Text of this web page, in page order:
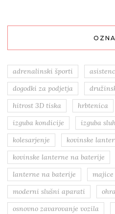
adrenalinski športi
dogodki za podjetja
hitrost 3D tiska
hrbtenica
izguba kondicije
izguba
kolesarjenje
kovinske
kovinske lanterne na baterije
lanterne na baterije
majice
moderni slušni aparati
osnovno zavarovanje vozila